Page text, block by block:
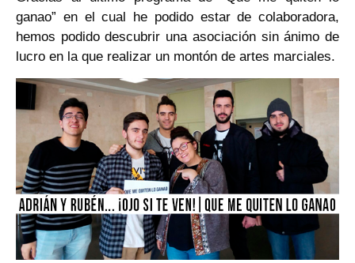
ganao” en el cual he podido estar de colaboradora,
hemos podido descubrir una asociación sin ánimo de
lucro en la que realizar un montón de artes marciales.